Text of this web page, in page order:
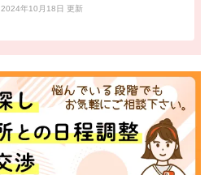
2024年10月18日 更新